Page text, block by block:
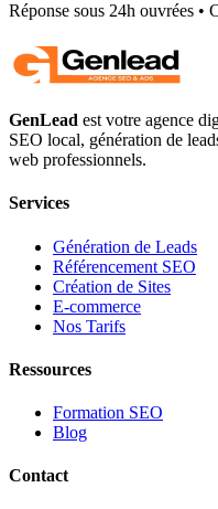
Réponse sous 24h ouvrées •
GenLead est votre agence
SEO local, génération de
web professionnels.
Services
Génération de Leads
Référencement SEO
Création de Sites
E-commerce
Nos Tarifs
Ressources
Formation SEO
Blog
Contact